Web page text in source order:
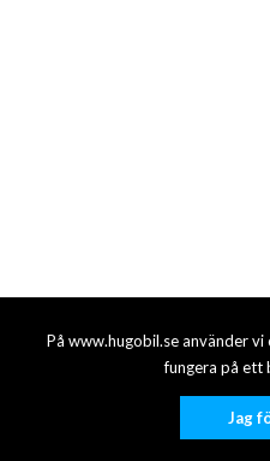
På www.hugobil.se använder
fungera på ett
Jag